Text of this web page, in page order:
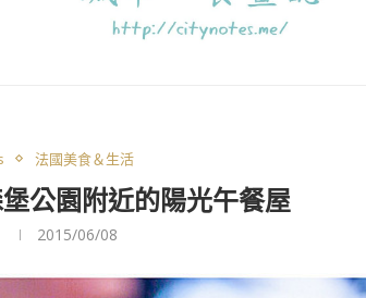
法國美食＆生活
公園附近的陽光午餐屋
2015/06/08